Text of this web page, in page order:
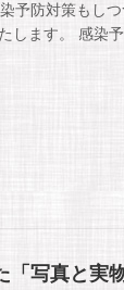
予防対策もし
します。 感染
「写真と実